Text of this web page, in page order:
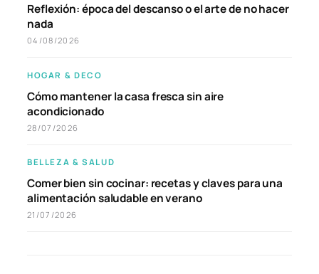
Reflexión: época del descanso o el arte de no hacer
nada
04/08/2026
HOGAR & DECO
Cómo mantener la casa fresca sin aire
acondicionado
28/07/2026
BELLEZA & SALUD
Comer bien sin cocinar: recetas y claves para una
alimentación saludable en verano
21/07/2026